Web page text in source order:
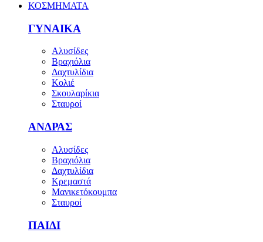
ΚΟΣΜΗΜΑΤΑ
ΓΥΝΑΙΚΑ
Αλυσίδες
Βραχιόλια
Δαχτυλίδια
Κολιέ
Σκουλαρίκια
Σταυροί
ΑΝΔΡΑΣ
Αλυσίδες
Βραχιόλια
Δαχτυλίδια
Κρεμαστά
Μανικετόκουμπα
Σταυροί
ΠΑΙΔΙ